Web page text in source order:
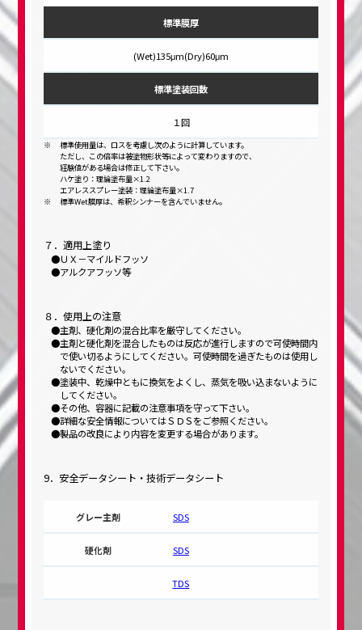
標準膜厚
(Wet)135μm(Dry)60μm
標準塗装回数
１回
標準使用量は、ロスを考慮し次のように計算しています。
ただし、この倍率は被塗物形状等によって変わりますので、
経験値がある場合は修正して下さい。
ハケ塗り：理論塗布量×1.2
エアレススプレー塗装：理論塗布量×1.7
標準Wet膜厚は、希釈シンナーを含んでいません。
７．適用上塗り
ＵＸ－マイルドフッソ
アルクアフッソ等
８．使用上の注意
主剤、硬化剤の混合比率を厳守してください。
主剤と硬化剤を混合したものは反応が進行しますので可使時間内
で使い切るようにしてください。可使時間を過ぎたものは使用し
ないでください。
塗装中、乾燥中ともに換気をよくし、蒸気を吸い込まないように
してください。
その他、容器に記載の注意事項を守って下さい。
詳細な安全情報についてはＳＤＳをご参照ください。
製品の改良により内容を変更する場合があります。
9．安全データシート・技術データシート
SDS
SDS
TDS